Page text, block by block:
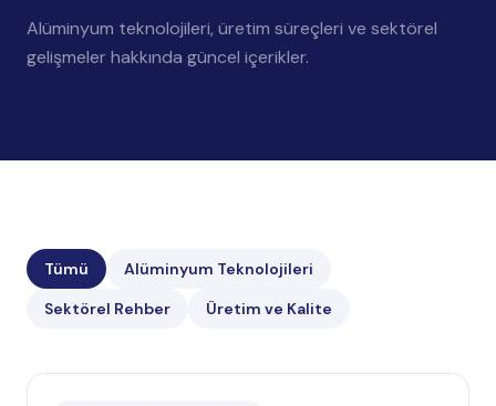
Alüminyum teknolojileri, üretim süreçleri ve sektörel
gelişmeler hakkında güncel içerikler.
Tümü
Alüminyum Teknolojileri
Sektörel Rehber
Üretim ve Kalite